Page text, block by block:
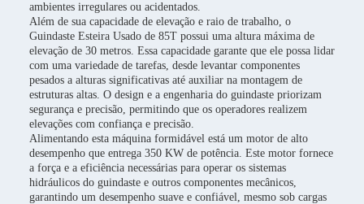
ambientes irregulares ou acidentados.
Além de sua capacidade de elevação e raio de trabalho, o
Guindaste Esteira Usado de 85T possui uma altura máxima de
elevação de 30 metros. Essa capacidade garante que ele possa lidar
com uma variedade de tarefas, desde levantar componentes
pesados a alturas significativas até auxiliar na montagem de
estruturas altas. O design e a engenharia do guindaste priorizam
segurança e precisão, permitindo que os operadores realizem
elevações com confiança e precisão.
Alimentando esta máquina formidável está um motor de alto
desempenho que entrega 350 KW de potência. Este motor fornece
a força e a eficiência necessárias para operar os sistemas
hidráulicos do guindaste e outros componentes mecânicos,
garantindo um desempenho suave e confiável, mesmo sob cargas